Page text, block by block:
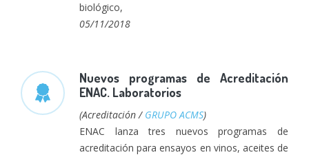
biológico,
05/11/2018
Nuevos programas de Acreditación
ENAC. Laboratorios
(Acreditación / GRUPO ACMS)
ENAC lanza tres nuevos programas de
acreditación para ensayos en vinos, aceites de